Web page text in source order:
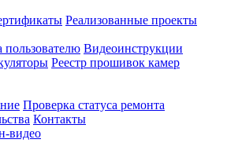
Реализованные проекты
пользователю Видеоинструкции
Реестр прошивок камер
Проверка статуса ремонта
Контакты
видео